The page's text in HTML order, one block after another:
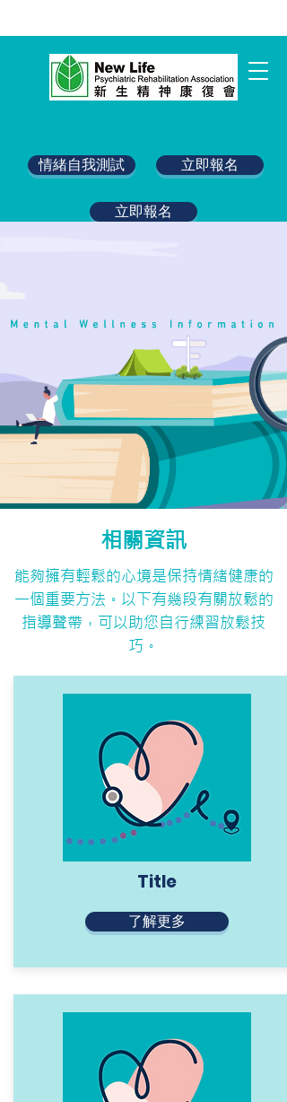
情緒自我測試 立即報名
立即報名
相關資訊
能夠擁有輕鬆的心境是保持情緒健康的
一個重要方法。以下有幾段有關放鬆的
指導聲帶，可以助您自行練習放鬆技
巧。
Title
了解更多